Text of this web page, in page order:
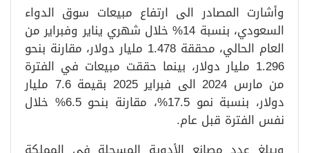
وأشارت المصادر الى ارتفاع مبيعات سوق الدواء
السعودي، بنسبة 14% خلال شهري يناير وفبراير من
العام الحالي، محققة 1.478 مليار دولار، مقارنة بنحو
1.296 مليار دولار، بينما حققت مبيعات في الفترة
من مارس 2024 الى فبراير 2025 بقيمة 7.6 مليار
دولار، بنسبة نمو 17.5%، مقارنة بنحو 6.5% خلال
نفس الفترة قبل عام.